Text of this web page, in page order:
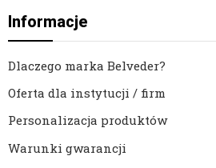
Informacje
Dlaczego marka Belveder?
Oferta dla instytucji / firm
Personalizacja produktów
Warunki gwarancji